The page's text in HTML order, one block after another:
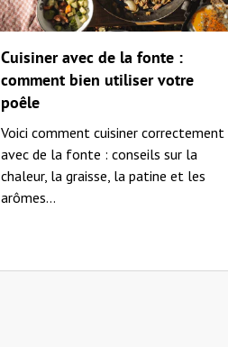
Cuisiner avec de la fonte :
comment bien utiliser votre
poêle
Voici comment cuisiner correctement
avec de la fonte : conseils sur la
chaleur, la graisse, la patine et les
arômes...